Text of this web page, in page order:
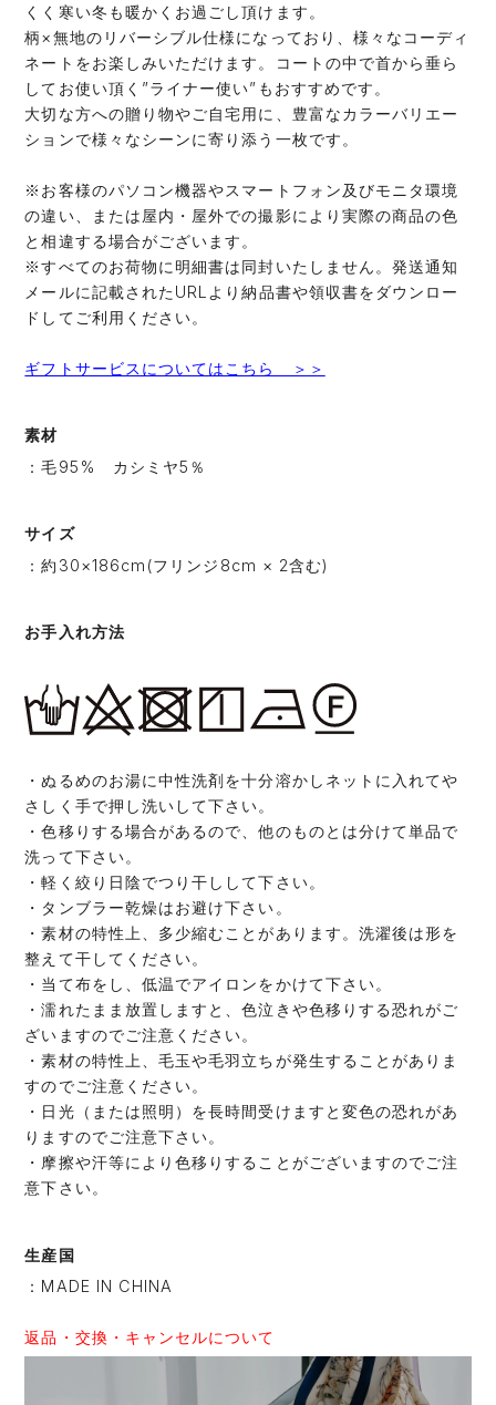
くく寒い冬も暖かくお過ごし頂けます。
柄×無地のリバーシブル仕様になっており、様々なコーディ
ネートをお楽しみいただけます。コートの中で首から垂ら
してお使い頂く”ライナー使い”もおすすめです。
大切な方への贈り物やご自宅用に、豊富なカラーバリエー
ションで様々なシーンに寄り添う一枚です。
※お客様のパソコン機器やスマートフォン及びモニタ環境
の違い、または屋内・屋外での撮影により実際の商品の色
と相違する場合がございます。
※すべてのお荷物に明細書は同封いたしません。発送通知
メールに記載されたURLより納品書や領収書をダウンロー
ドしてご利用ください。
ギフトサービスについてはこちら ＞＞
素材
：毛95% カシミヤ5％
サイズ
：約30×186cm(フリンジ8cm × 2含む)
お手入れ方法
・ぬるめのお湯に中性洗剤を十分溶かしネットに入れてや
さしく手で押し洗いして下さい。
・色移りする場合があるので、他のものとは分けて単品で
洗って下さい。
・軽く絞り日陰でつり干しして下さい。
・タンブラー乾燥はお避け下さい。
・素材の特性上、多少縮むことがあります。洗濯後は形を
整えて干してください。
・当て布をし、低温でアイロンをかけて下さい。
・濡れたまま放置しますと、色泣きや色移りする恐れがご
ざいますのでご注意ください。
・素材の特性上、毛玉や毛羽立ちが発生することがありま
すのでご注意ください。
・日光（または照明）を長時間受けますと変色の恐れがあ
りますのでご注意下さい。
・摩擦や汗等により色移りすることがございますのでご注
意下さい。
生産国
：MADE IN CHINA
返品・交換・キャンセルについて